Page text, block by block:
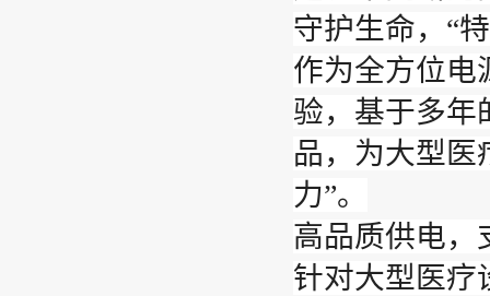
守护生命，“
作为全方位电
验，基于多年
品，为大型医
力”。
高品质供电，
针对大型医疗